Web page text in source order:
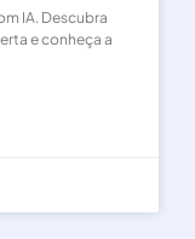
IA. Descubra
e conheça a